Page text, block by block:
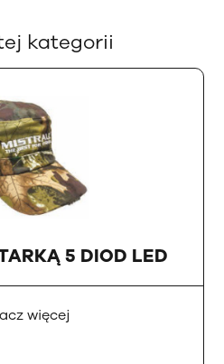
kategorii
5 DIOD LED
więcej